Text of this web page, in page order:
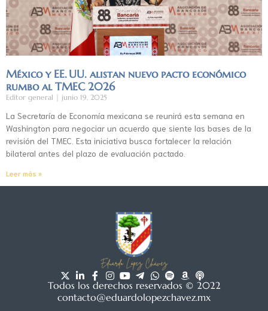
México y EE. UU. alistan nuevo pacto económico
rumbo al TMEC 2026
Editor general junio 19, 2025
La Secretaría de Economía mexicana se reunirá esta semana en
Washington para negociar un acuerdo que siente las bases de la
revisión del TMEC. Esta iniciativa busca fortalecer la relación
bilateral antes del plazo de evaluación pactado.
Leer más »
Todos los derechos reservados © 2022
contacto@eduardolopezchavez.mx